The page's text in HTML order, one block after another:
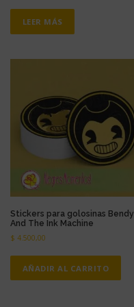
LEER MÁS
Stickers para golosinas Bendy
And The Ink Machine
$ 4.500,00
AÑADIR AL CARRITO